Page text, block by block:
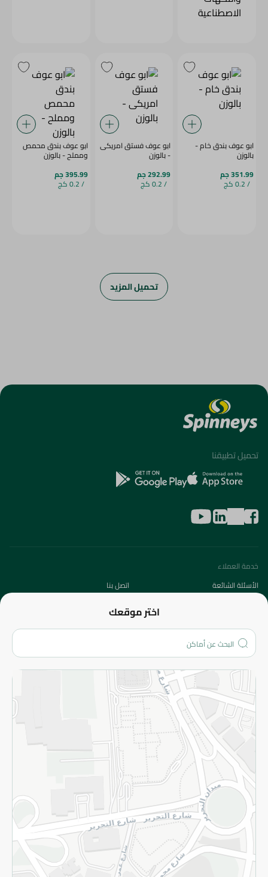
ابو عوف بندق خام -
بالوزن
351.99 جم
/ 0.2 كج
ابو عوف فستق امريكى
- بالوزن
292.99 جم
/ 0.2 كج
ابو عوف بندق محمص
ومملح - بالوزن
395.99 جم
/ 0.2 كج
تحميل المزيد
اختر موقعك
تحميل تطبيقنا
خدمة العملاء
الأسئلة الشائعة
اتصل بنا
من نحن؟
الفروع
المزيد
الاسترجاع
سياسة الاستخدام
سياسة الخصوصية
قم بالتسجيل للنشرة
©2026 - Spinneys | جميع الحقوق محفوظة